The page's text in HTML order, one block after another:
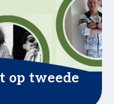
op tweede